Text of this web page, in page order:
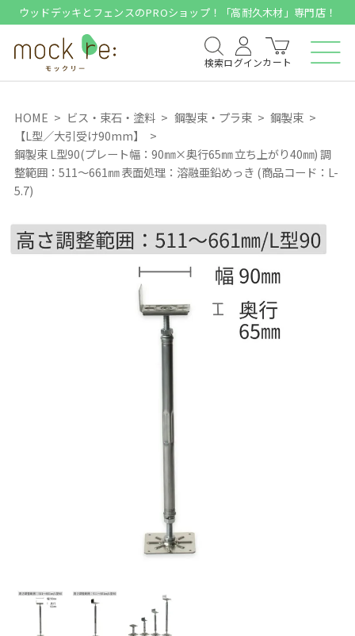
ウッドデッキとフェンスのPROショップ！「高耐久木材」専門店！
検索ログインカート
HOME ビス・束石・塗料 鋼製束・プラ束
鋼製束
【L型／大引受け90mm】
鋼製束 L型90(プレート幅：90㎜×奥行65㎜ 立ち上がり40㎜) 調
整範囲：511～661㎜ 表面処理：溶融亜鉛めっき (商品コード：L-
5.7)